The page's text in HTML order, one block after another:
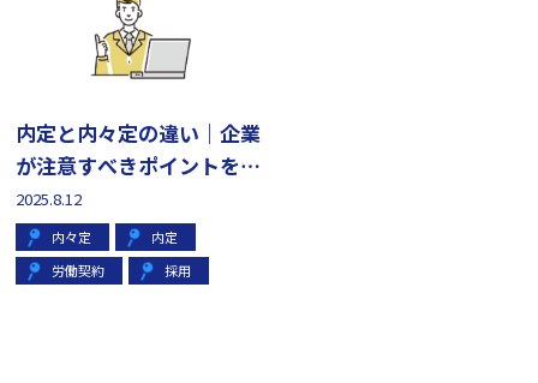
内定と内々定の違い｜企業
が注意すべきポイントを弁
護士が解説
2025.8.12
内々定
内定
労働契約
採用